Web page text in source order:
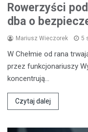
Rowerzyści
dba o
Mariusz Wieczorek 5
W Chełmie od rana
przez funkcjonariuszy
koncentrują…
Czytaj dalej